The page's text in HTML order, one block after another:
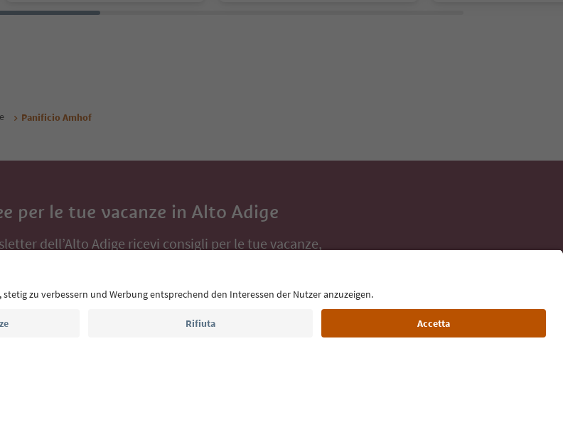
Panificio Amhof
per le tue vacanze in Alto Adige
dell’Alto Adige ricevi consigli per le tue vacanze,